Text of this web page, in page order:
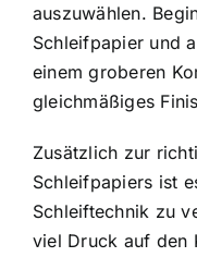
auszuwählen.
Schleifpapier und
einem groberen
gleichmäßiges
Zusätzlich zur
Schleifpapiers ist
Schleiftechnik zu
viel Druck auf den